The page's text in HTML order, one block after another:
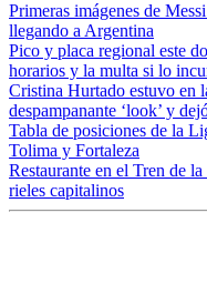
Primeras imágenes de
llegando a Argentina
Pico y placa regional este
horarios y la multa si lo
Cristina Hurtado estuvo en
despampanante ‘look’ y
Tabla de posiciones de la
Tolima y Fortaleza
Restaurante en el Tren de
rieles capitalinos